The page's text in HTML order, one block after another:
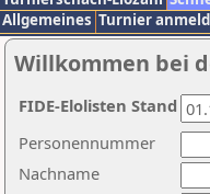
Allgemeines Turnier
Willkommen bei
Nachname
Personennummer
FIDE-Elolisten Stand